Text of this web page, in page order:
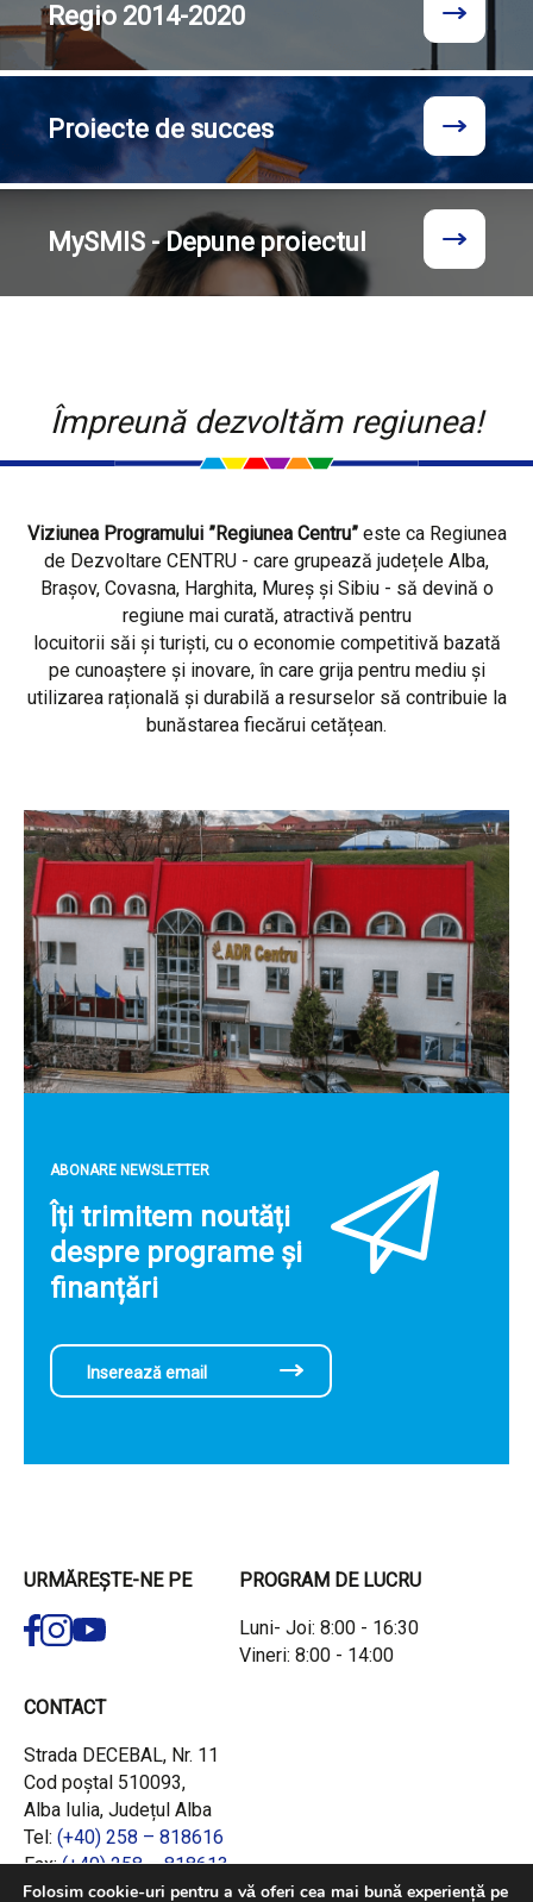
Regio 2014-2020
Proiecte de succes
MySMIS - Depune proiectul
Împreună dezvoltăm regiunea!
Viziunea Programului ”Regiunea Centru”este ca Regiunea
de Dezvoltare CENTRU - care grupează județele Alba,
Brașov, Covasna, Harghita, Mureș și Sibiu - să devină o
regiune mai curată, atractivă pentru
locuitorii săi și turiști, cu o economie competitivă bazată
pe cunoaștere și inovare, în care grija pentru mediu și
utilizarea rațională și durabilă a resurselor să contribuie la
bunăstarea fiecărui cetățean.
ABONARE NEWSLETTER
Îți trimitem noutăți
despre programe și
finanțări
URMĂREȘTE-NE PE PROGRAM DE LUCRU
Luni- Joi: 8:00 - 16:30
Vineri: 8:00 - 14:00
CONTACT
Strada DECEBAL, Nr. 11
Cod poștal 510093,
Alba Iulia, Județul Alba
Tel: (+40) 258 – 818616
Fax:(+40) 258 – 818613
Email:office@adrcentru.ro
Folosim cookie-uri pentru a vă oferi cea mai bună experiență pe